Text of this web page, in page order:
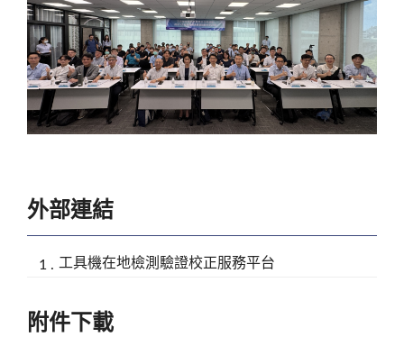
外部連結
工具機在地檢測驗證校正服務平台
附件下載